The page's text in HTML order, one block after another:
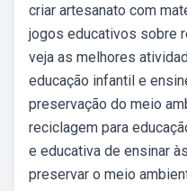
criar artesanato com
jogos educativos sobre
veja as melhores
educação infantil e
preservação do meio
reciclagem para
e educativa de ensinar
preservar o meio